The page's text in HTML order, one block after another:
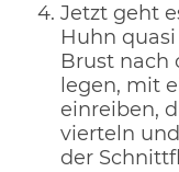
Jetzt geht
Huhn
Brust nach
legen, mit
einreiben,
vierteln
der